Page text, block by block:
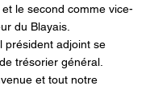
le second comme vice-
du Blayais.
président adjoint se
trésorier général.
et tout notre